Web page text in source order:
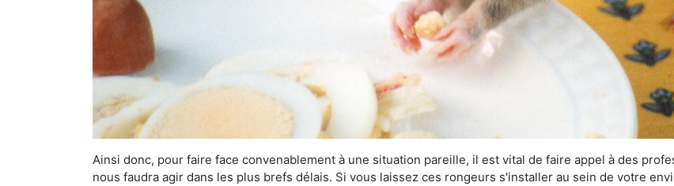
Ainsi donc, pour faire face convenablement à une situation pareille, il est vital de faire appel à des
nous faudra agir dans les plus brefs délais. Si vous laissez ces rongeurs s'installer au sein de votre